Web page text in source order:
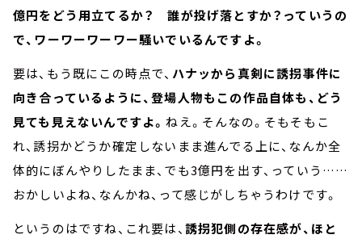
億円をどう用立てるか？ 誰が投げ落とすか？っていうの
で、ワーワーワーワー騒いでいるんですよ。
要は、もう既にこの時点で、 ハナッから真剣に誘拐事件に
向き合っているように、登場人物もこの作品自体も、どう
見ても見えないんですよ。ねえ。そんなの。そもそもこ
れ、誘拐かどうか確定しないまま進んでる上に、なんか全
体的にぼんやりしたまま、でも3億円を出す、っていう……
おかしいよね、なんかね、って感じがしちゃうわけです。
というのはですね、これ要は、誘拐犯側の存在感が、ほと